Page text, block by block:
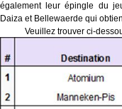
également leur épingle du
Daiza et Bellewaerde qui
Veuillez trouver ci-